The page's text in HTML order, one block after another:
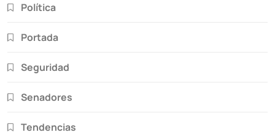
Política
Portada
Seguridad
Senadores
Tendencias